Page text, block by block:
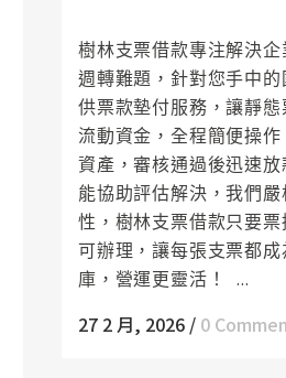
樹林支票借款專注解決
週轉難題，針對您手中
供票款墊付服務，讓靜
流動資金，全程簡便操
資產，審核通過後迅速
能協助評估解決，我們
性，樹林支票借款只要
可辦理，讓每張支票都
庫，營運更靈活！ ...
27 2 月, 2026 / 0